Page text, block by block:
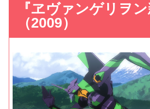
『ヱヴァンゲリヲ
（2009）